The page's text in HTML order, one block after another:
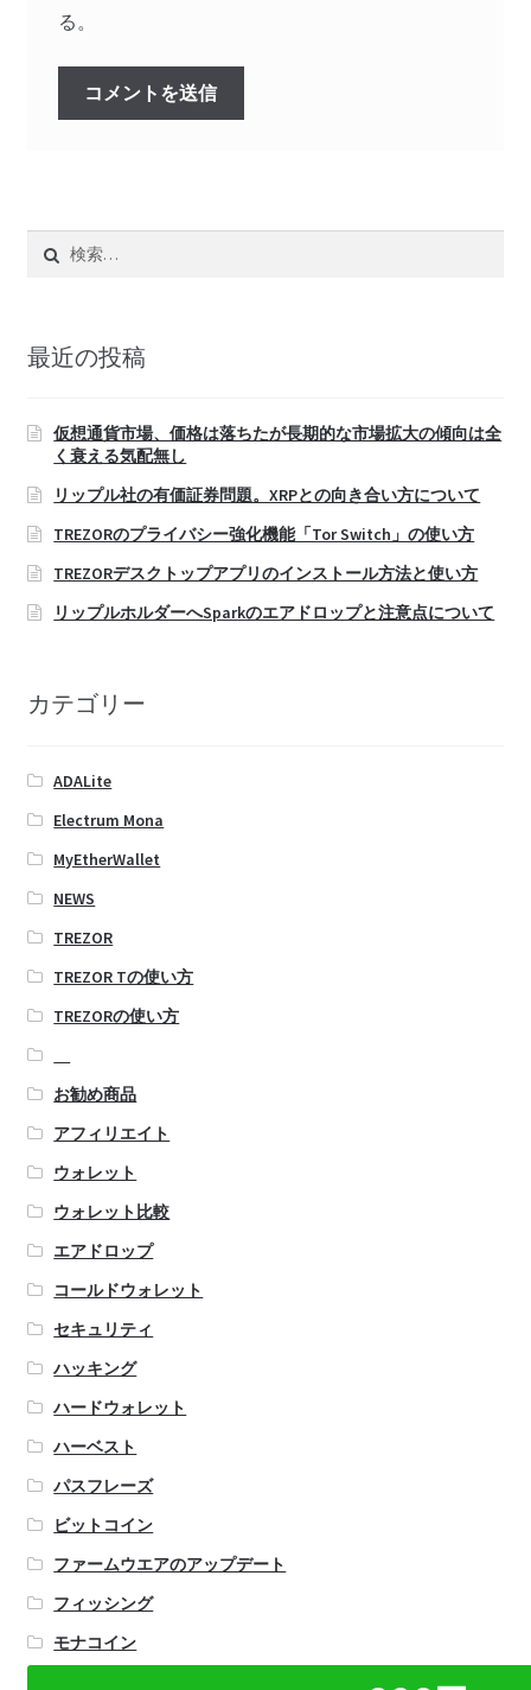
る。
最近の投稿
仮想通貨市場、価格は落ちたが長期的な市場拡大の傾向は全
く衰える気配無し
リップル社の有価証券問題。XRPとの向き合い方について
TREZORのプライバシー強化機能「Tor Switch」の使い方
TREZORデスクトップアプリのインストール方法と使い方
リップルホルダーへSparkのエアドロップと注意点について
カテゴリー
ADALite
Electrum Mona
MyEtherWallet
NEWS
TREZOR
TREZOR Tの使い方
TREZORの使い方
お勧め商品
アフィリエイト
ウォレット
ウォレット比較
エアドロップ
コールドウォレット
セキュリティ
ハッキング
ハードウォレット
ハーベスト
パスフレーズ
ビットコイン
ファームウエアのアップデート
フィッシング
モナコイン